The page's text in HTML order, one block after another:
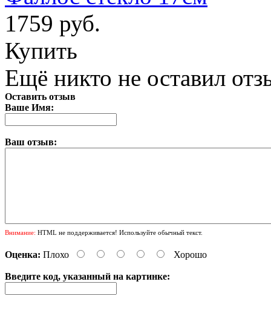
1759 руб.
Купить
Ещё никто не оставил
Оставить отзыв
Ваше Имя:
Ваш отзыв:
Внимание: HTML не поддерживается! Используйте обычный текст.
Оценка: Плохо Хорошо
Введите код, указанный на картинке: